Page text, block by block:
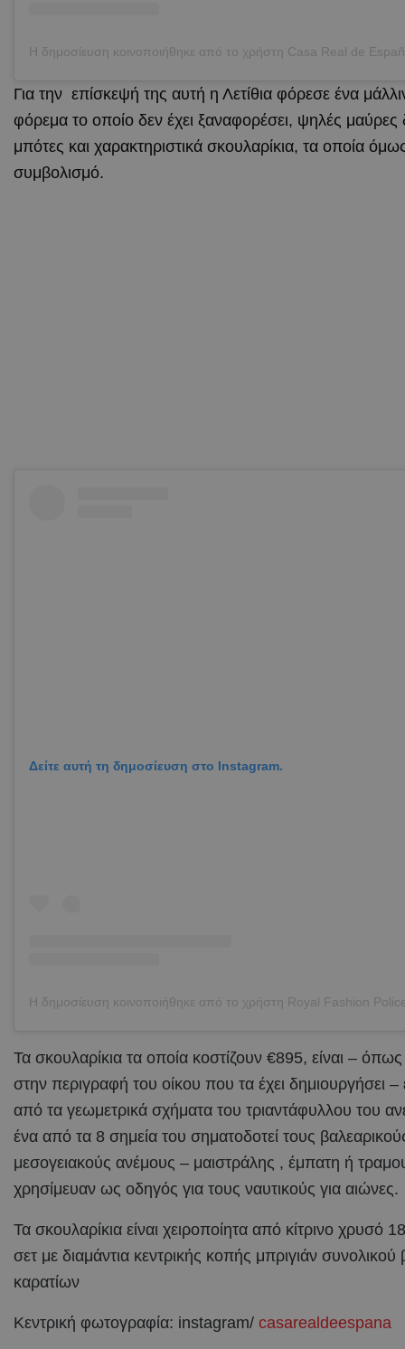
Για την επίσκεψή της αυτή η Λετίθια φόρεσε ένα
φόρεμα το οποίο δεν έχει ξαναφορέσει, ψηλές μαύρες
μπότες και χαρακτηριστικά σκουλαρίκια, τα οποία
συμβολισμό.
Δείτε αυτή τη δημοσίευση στο Instagram.
Τα σκουλαρίκια τα οποία κοστίζουν €895, είναι –
στην περιγραφή του οίκου που τα έχει δημιουργήσει
από τα γεωμετρικά σχήματα του τριαντάφυλλου του
ένα από τα 8 σημεία του σηματοδοτεί τους
μεσογειακούς ανέμους – μαιστράλης , έμπατη ή
χρησίμευαν ως οδηγός για τους ναυτικούς για αιώνες.
Τα σκουλαρίκια είναι χειροποίητα από κίτρινο χρυσό
σετ με διαμάντια κεντρικής κοπής μπριγιάν
καρατίων
Κεντρική φωτογραφία: instagram/ casarealdeespana